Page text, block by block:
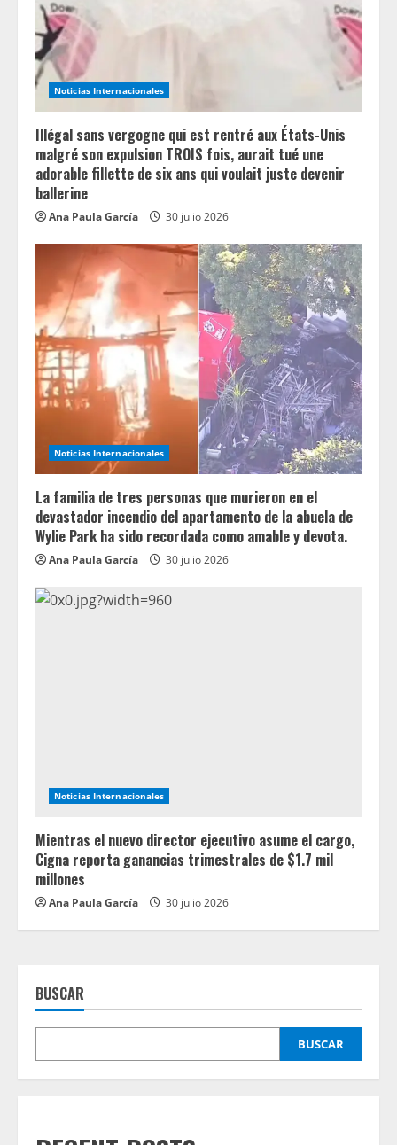
d
i
n
g
Noticias Internacionales
Illégal sans vergogne qui est rentré aux États-Unis
malgré son expulsion TROIS fois, aurait tué une
adorable fillette de six ans qui voulait juste devenir
ballerine
Ana Paula García 30 julio 2026
Noticias Internacionales
La familia de tres personas que murieron en el
devastador incendio del apartamento de la abuela de
Wylie Park ha sido recordada como amable y devota.
Ana Paula García 30 julio 2026
Noticias Internacionales
Mientras el nuevo director ejecutivo asume el cargo,
Cigna reporta ganancias trimestrales de $1.7 mil
millones
Ana Paula García 30 julio 2026
BUSCAR
BUSCAR